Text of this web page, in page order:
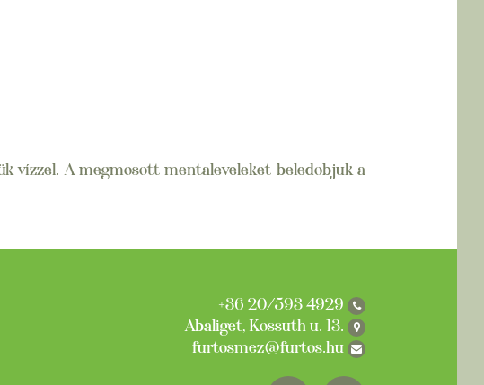
vízzel. A megmosott mentaleveleket beledobjuk a
+36 20/593 4929
Abaliget, Kossuth u. 13.
furtosmez@furtos.hu